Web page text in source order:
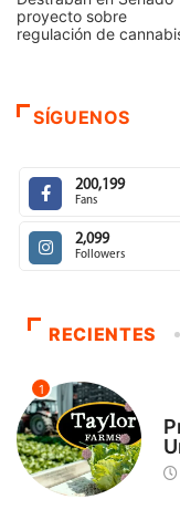
proyecto sobre
regulación de
SÍGUENOS
200,199
Fans
2,099
Followers
RECIENTES
1